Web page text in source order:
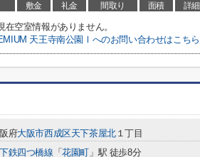
敷金 礼金 間取り 面積 詳細
在空室情報がありません。
天王寺南公園Ⅰへのお問い合わせはこちら
府大阪市西成区天下茶屋北１丁目
鉄四つ橋線 「花園町 」駅 徒歩8分